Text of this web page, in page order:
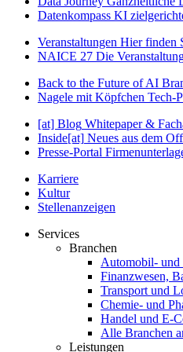
Datenkompass KI
Veranstaltungen Hier finden
NAICE 27 Die
Back to the Future of AI
Nagele mit Köpfchen Tech-
[at] Blog Whitepaper &
Inside[at] Neues aus dem
Presse-Portal
Karriere
Kultur
Stellenanzeigen
Services
Branchen
Automobil- und
Finanzwesen,
Transport und
Chemie- und
Handel und E-
Alle Branchen
Leistungen